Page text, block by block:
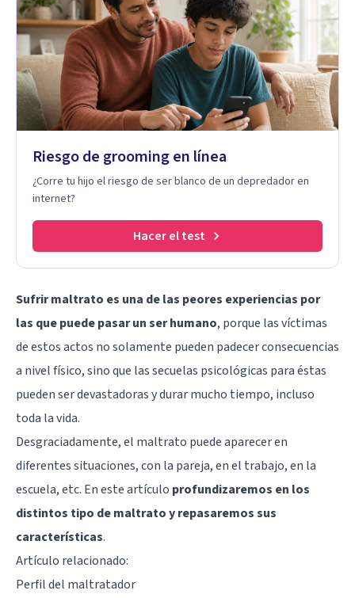
Riesgo de grooming en línea
¿Corre tu hijo el riesgo de ser blanco de un depredador en
internet?
Hacer el test
Sufrir maltrato es una de las peores experiencias por
las que puede pasar un ser humano, porque las víctimas
de estos actos no solamente pueden padecer consecuencias
a nivel físico, sino que las secuelas psicológicas para éstas
pueden ser devastadoras y durar mucho tiempo, incluso
toda la vida.
Desgraciadamente, el maltrato puede aparecer en
diferentes situaciones, con la pareja, en el trabajo, en la
escuela, etc. En este artículo profundizaremos en los
distintos tipo de maltrato y repasaremos sus
características.
Artículo relacionado:
Perfil del maltratador